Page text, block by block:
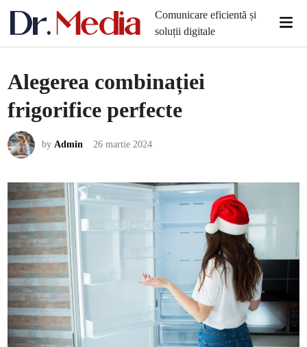
Comunicare eficientă și
soluții digitale
Alegerea combinației
frigorifice perfecte
byAdmin 26 martie 2024